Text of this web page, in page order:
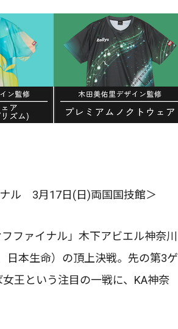
ル 3月17日(日)両国国技館＞
ファイナル」木下アビエル神奈川
日本生命）の頂上決戦。先の第3ゲ
王という注目の一戦に、KA神奈